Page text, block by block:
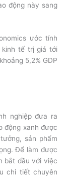
động này sang
ước tính
kinh tế trị giá tới
5,2% GDP
nghiệp đưa ra
động xanh được
sản phẩm
Để làm được
bắt đầu với việc
chi tiết chuyên